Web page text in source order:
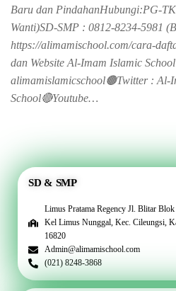
Baru dan PindahanHubungi:PG-
Wanti)SD-SMP : 0812-8234-5981
https://alimamischool.com/cara-
dan Website Al-Imam Islamic
alimamislamicschool🟤Twitter : Al-
School🔴Youtube…
SD & SMP
Limus Pratama Regency Jl. Blitar
Kel Limus Nunggal, Kec. Cileungsi,
16820
Admin@alimamischool.com
(021) 8248-3868